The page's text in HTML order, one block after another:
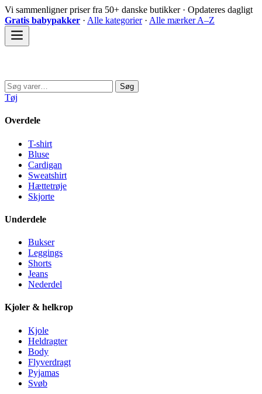
Spring
til
indhold
Vi sammenligner priser fra 50+ danske butikker · Opdateres dagligt
Gratis babypakker · Alle kategorier· Alle mærker A–Z
Søg
efter:
Søg
Tøj
Overdele
T-shirt
Bluse
Cardigan
Sweatshirt
Hættetrøje
Skjorte
Underdele
Bukser
Leggings
Shorts
Jeans
Nederdel
Kjoler & helkrop
Kjole
Heldragter
Body
Flyverdragt
Pyjamas
Svøb